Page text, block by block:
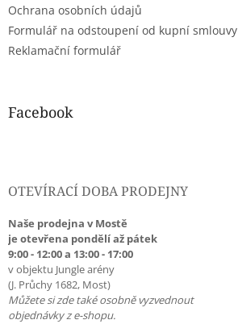
Ochrana osobních údajů
Formulář na odstoupení od kupní smlouvy
Reklamační formulář
Facebook
OTEVÍRACÍ DOBA PRODEJNY
Naše prodejna v Mostě
je otevřena pondělí až pátek
9:00 - 12:00 a 13:00 - 17:00
v objektu Jungle arény
(J. Průchy 1682, Most)
Můžete si zde také osobně vyzvednout
objednávky z e-shopu.